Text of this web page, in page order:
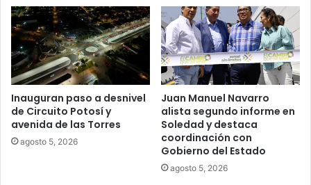
Inauguran paso a desnivel
de Circuito Potosí y
avenida de las Torres
agosto 5, 2026
Juan Manuel Navarro
alista segundo informe en
Soledad y destaca
coordinación con
Gobierno del Estado
agosto 5, 2026